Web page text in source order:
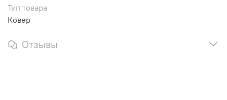
Тип товара
Ковер
Отзывы